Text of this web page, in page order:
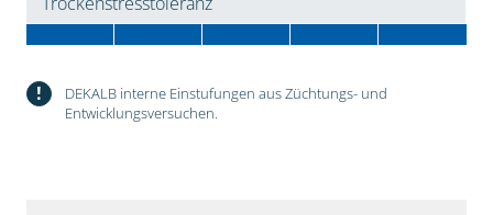
!
DEKALB interne Einstufungen aus Züchtungs- und
Entwicklungsversuchen.